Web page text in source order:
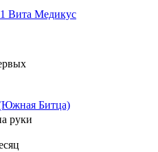
Вита Медикус
(Южная Битца)
руки